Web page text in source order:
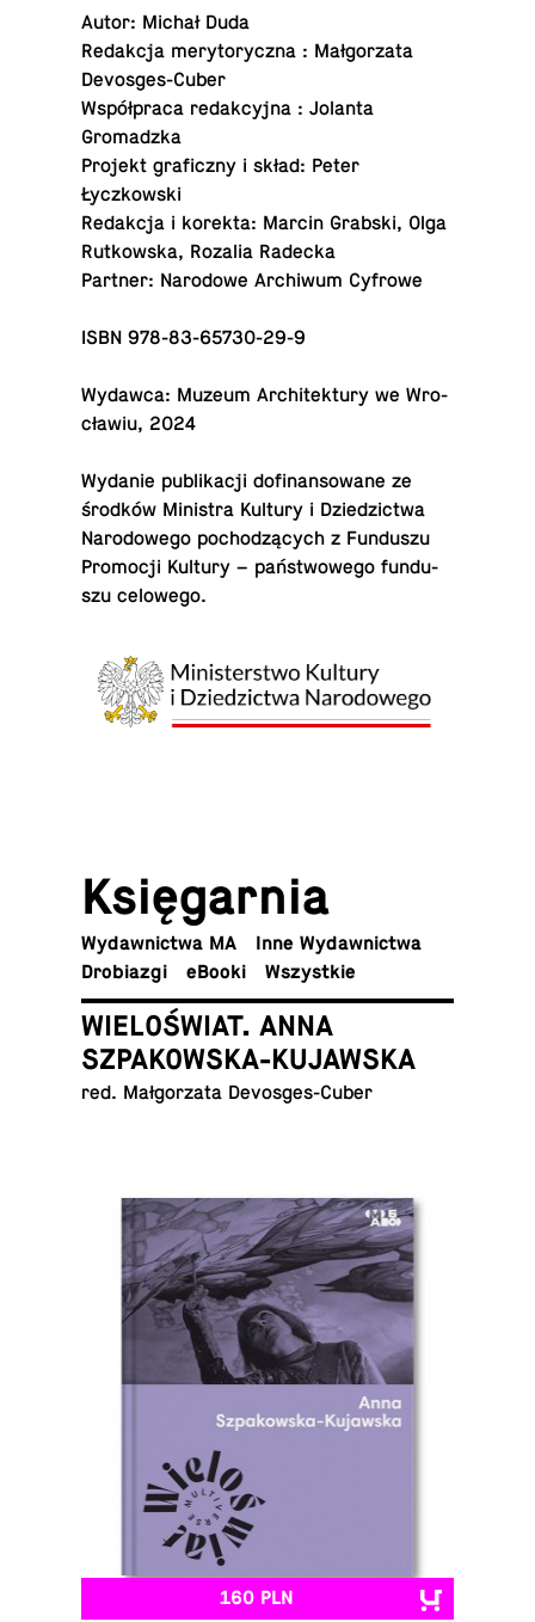
Autor: Michał Duda
Re­dak­cja me­ry­to­rycz­na : Mał­go­rza­ta
Devosges-Cuber
Współ­pra­ca re­dak­cyj­na : Jolanta
Gromadzka
Projekt gra­ficz­ny i skład: Peter
Łyczkowski
Re­dak­cja i korekta: Marcin Grabski, Olga
Rut­kow­ska, Rozalia Radecka
Partner: Na­ro­do­we Ar­chi­wum Cyfrowe
ISBN 978-83-65730-29-9
Wydawca: Muzeum Ar­chi­tek­tu­ry we Wro­
cła­wiu, 2024
Wydanie pu­bli­ka­cji do­fi­nan­so­wa­ne ze
środków Mi­ni­stra Kultury i Dzie­dzic­twa
Na­ro­do­we­go po­cho­dzą­cych z Fun­du­szu
Pro­mo­cji Kultury – pań­stwo­we­go fun­du­
szu celowego.
Księ­gar­nia
Wy­daw­nic­twa MA
Inne Wydawnictwa
Dro­bia­zgi
eBooki Wszyst­kie
WIELOŚWIAT. ANNA
SZPAKOWSKA-KUJAWSKA
red. Mał­go­rza­ta Devosges-Cuber
160 PLN